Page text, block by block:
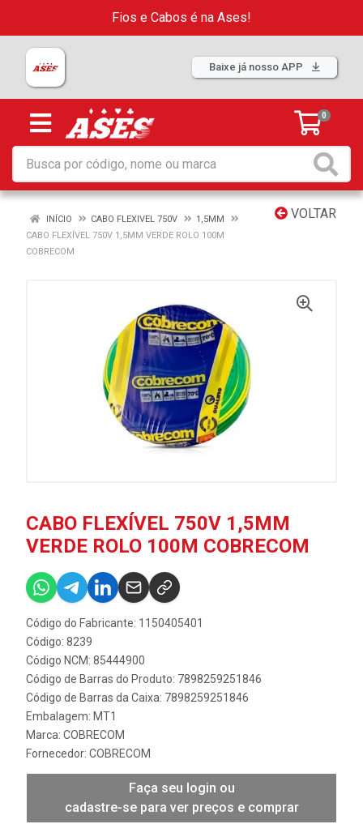
Fios e Cabos é na Ases!
Baixe já nosso APP
0
VOLTAR
INÍCIO CABO FLEXIVEL 750V
1,5MM
CABO FLEXÍVEL 750V 1,5MM VERDE ROLO 100M
COBRECOM
CABO FLEXÍVEL 750V 1,5MM
VERDE ROLO 100M COBRECOM
Código do Fabricante: 1150405401
Código: 8239
Código NCM: 85444900
Código de Barras do Produto: 7898259251846
Código de Barras da Caixa: 7898259251846
Embalagem: MT1
Marca: COBRECOM
Fornecedor: COBRECOM
Faça seu login ou
cadastre-se para ver preços e comprar